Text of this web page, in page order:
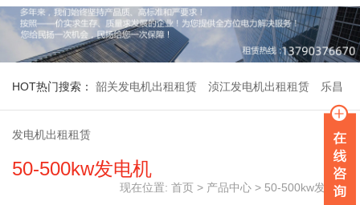
HOT热门搜索： 韶关发电机出租租赁 浈江发电机出租租赁 乐昌
发电机出租租赁
50-500kw发电机
现在位置: 首页 > 产品中心 > 50-500kw发电机